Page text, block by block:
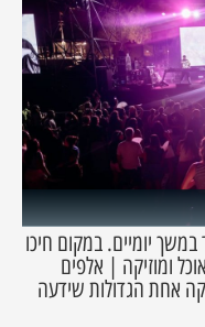
במשך יומיים. במקום חיכו
ומוזיקה | אלפים
אחת הגדולות שידעה